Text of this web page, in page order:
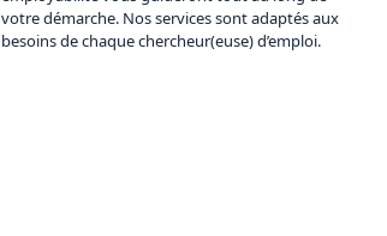
votre démarche. Nos services sont adaptés aux
besoins de chaque chercheur(euse) d’emploi.